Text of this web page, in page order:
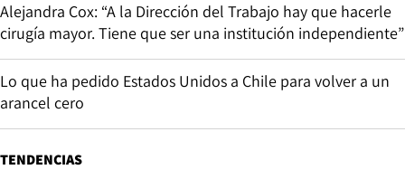
Alejandra Cox: “A la Dirección del Trabajo hay que hacerle
cirugía mayor. Tiene que ser una institución independiente”
Lo que ha pedido Estados Unidos a Chile para volver a un
arancel cero
TENDENCIAS